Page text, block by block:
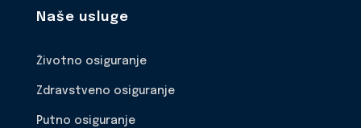
Naše usluge
Životno osiguranje
Zdravstveno osiguranje
Putno osiguranje